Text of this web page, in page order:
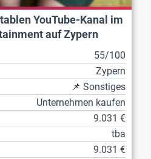
YouTube-Kanal im
auf Zypern
55/100
Zypern
📌 Sonstiges
Unternehmen kaufen
9.031 €
tba
9.031 €